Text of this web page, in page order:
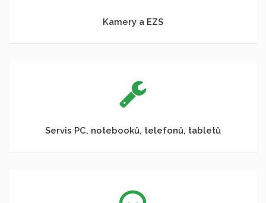
Kamery a EZS
Servis PC, notebooků, telefonů, tabletů